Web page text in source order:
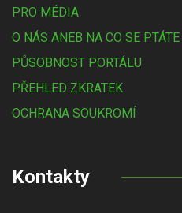
PRO MÉDIA
O NÁS ANEB NA CO SE PTÁTE
PŮSOBNOST PORTÁLU
PŘEHLED ZKRATEK
OCHRANA SOUKROMÍ
Kontakty